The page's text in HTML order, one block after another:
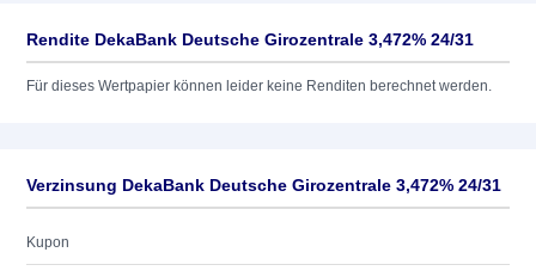
Rendite DekaBank Deutsche Girozentrale 3,472% 24/31
Für dieses Wertpapier können leider keine Renditen berechnet werden.
Verzinsung DekaBank Deutsche Girozentrale 3,472% 24/31
Kupon